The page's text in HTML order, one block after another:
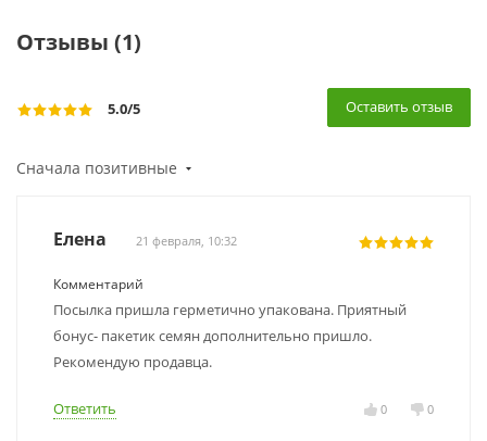
Отзывы (1)
5.0/5 Оставить отзыв
Сначала позитивные
Елена 21 февраля, 10:32
Комментарий
Посылка пришла герметично упакована. Приятный
бонус- пакетик семян дополнительно пришло.
Рекомендую продавца.
Ответить 0 0